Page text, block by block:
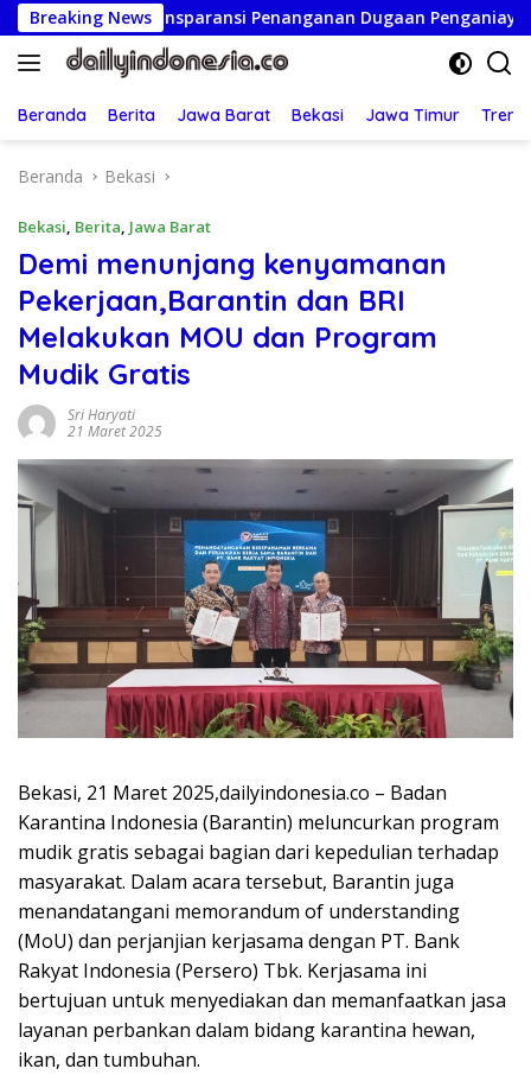
Langsung
ke
konten
Breaking NewsPenanganan Dugaan Penganiayaan
Beranda Berita Jawa Barat Bekasi Jawa Timur
Beranda Bekasi
Bekasi, Berita, Jawa Barat
Demi menunjang kenyamanan
Pekerjaan,Barantin dan BRI
Melakukan MOU dan Program
Mudik Gratis
Sri Haryati
21 Maret 2025
Bekasi, 21 Maret 2025,dailyindonesia.co – Badan
Karantina Indonesia (Barantin) meluncurkan program
mudik gratis sebagai bagian dari kepedulian terhadap
masyarakat. Dalam acara tersebut, Barantin juga
menandatangani memorandum of understanding
(MoU) dan perjanjian kerjasama dengan PT. Bank
Rakyat Indonesia (Persero) Tbk. Kerjasama ini
bertujuan untuk menyediakan dan memanfaatkan jasa
layanan perbankan dalam bidang karantina hewan,
ikan, dan tumbuhan.